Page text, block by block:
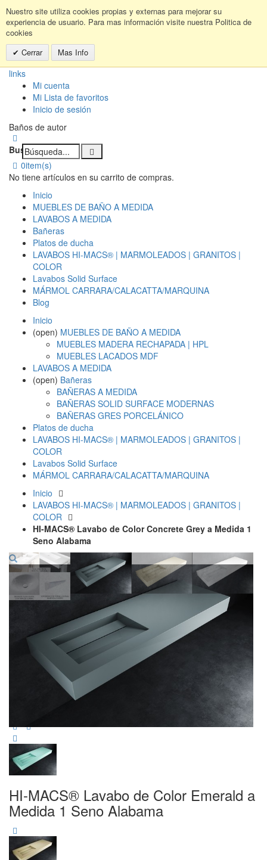
Nuestro site utiliza cookies propias y externas para mejorar su
experiencia de usuario. Para mas información visite nuestra Politica de
cookies
Cerrar
Mas Info
links
Mi cuenta
Mi Lista de favoritos
Inicio de sesión
Baños de autor
Buscar:
0item(s)
No tiene artículos en su carrito de compras.
Inicio
MUEBLES DE BAÑO A MEDIDA
LAVABOS A MEDIDA
Bañeras
Platos de ducha
LAVABOS HI-MACS® | MARMOLEADOS | GRANITOS |
COLOR
Lavabos Solid Surface
MÁRMOL CARRARA/CALACATTA/MARQUINA
Blog
Inicio
(open) MUEBLES DE BAÑO A MEDIDA
MUEBLES MADERA RECHAPADA | HPL
MUEBLES LACADOS MDF
LAVABOS A MEDIDA
(open) Bañeras
BAÑERAS A MEDIDA
BAÑERAS SOLID SURFACE MODERNAS
BAÑERAS GRES PORCELÁNICO
Platos de ducha
LAVABOS HI-MACS® | MARMOLEADOS | GRANITOS |
COLOR
Lavabos Solid Surface
MÁRMOL CARRARA/CALACATTA/MARQUINA
Inicio
LAVABOS HI-MACS® | MARMOLEADOS | GRANITOS |
COLOR
HI-MACS® Lavabo de Color Concrete Grey a Medida 1
Seno Alabama
HI-MACS® Lavabo de Color Emerald a
Medida 1 Seno Alabama